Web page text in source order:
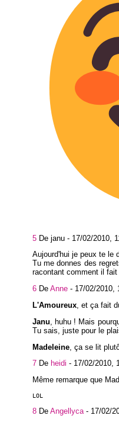
5 De janu - 17/02/2010,
Aujourd'hui je peux te le
Tu me donnes des
racontant comment il
6 De Anne - 17/02/2010,
L'Amoureux, et ça fait
Janu , huhu ! Mais
Tu sais, juste pour le
Madeleine , ça se lit
7 De heidi - 17/02/2010,
Même remarque que
LOL
8 De Angellyca - 17/02/